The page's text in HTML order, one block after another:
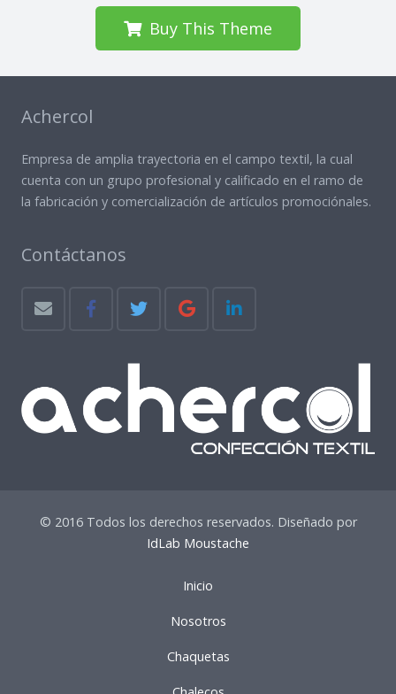
Buy This Theme
Achercol
Empresa de amplia trayectoria en el campo textil, la cual
cuenta con un grupo profesional y calificado en el ramo de
la fabricación y comercialización de artículos promociónales.
Contáctanos
© 2016 Todos los derechos reservados. Diseñado por
IdLab Moustache
Inicio
Nosotros
Chaquetas